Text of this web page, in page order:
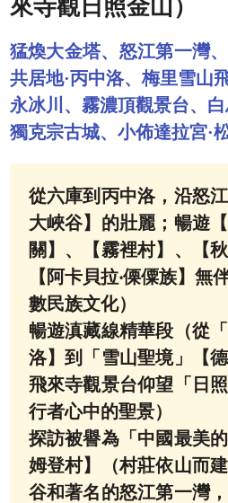
來寺觀日照金山）
猛煥大金塔、怒江第一灣
共居地·丙中洛、梅里雪山
永冰川、霧濃頂觀景台、
獨克宗古城、小佈達拉宮·
從六庫到丙中洛，沿怒
大峽谷】的壯麗；暢遊
關】、【霧裡村】、【
【阿卡貝拉‧傈僳族】無
數民族文化）
暢遊滇藏線精華段（從
洛】到「雪山聖境」【
飛來寺觀景台仰望「日
行者心中的聖景）
探訪被譽為「中國最美
姆登村】（村莊依山而
谷和著名的怒江第一灣